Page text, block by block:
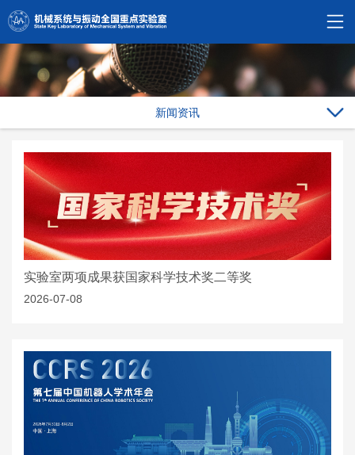
新闻资讯
实验室两项成果获国家科学技术奖二等奖
2026-07-08